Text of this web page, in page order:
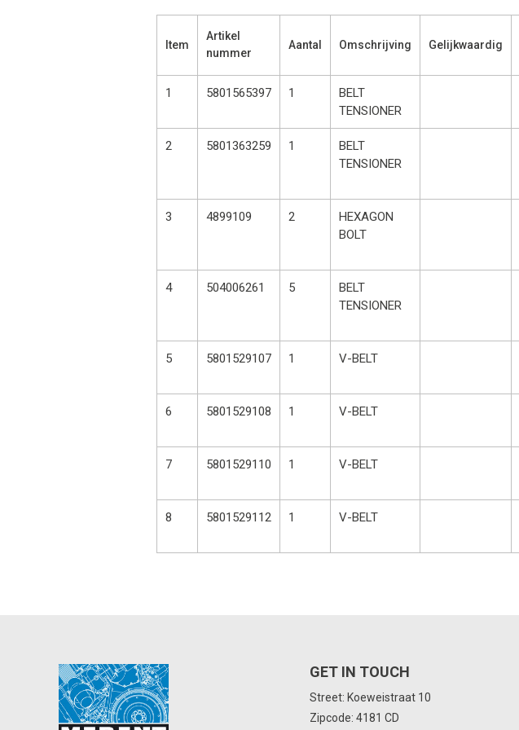
Item
Artikel
nummer
Aantal Omschrijving Gelijkwaardig
1 5801565397 1
BELT
TENSIONER
2 5801363259 1
BELT
TENSIONER
3 4899109 2
HEXAGON
BOLT
4 504006261 5
BELT
TENSIONER
5 5801529107 1 V-BELT
6 5801529108 1 V-BELT
7 5801529110 1 V-BELT
8 5801529112 1 V-BELT
GET IN TOUCH
Street: Koeweistraat 10
Zipcode: 4181 CD